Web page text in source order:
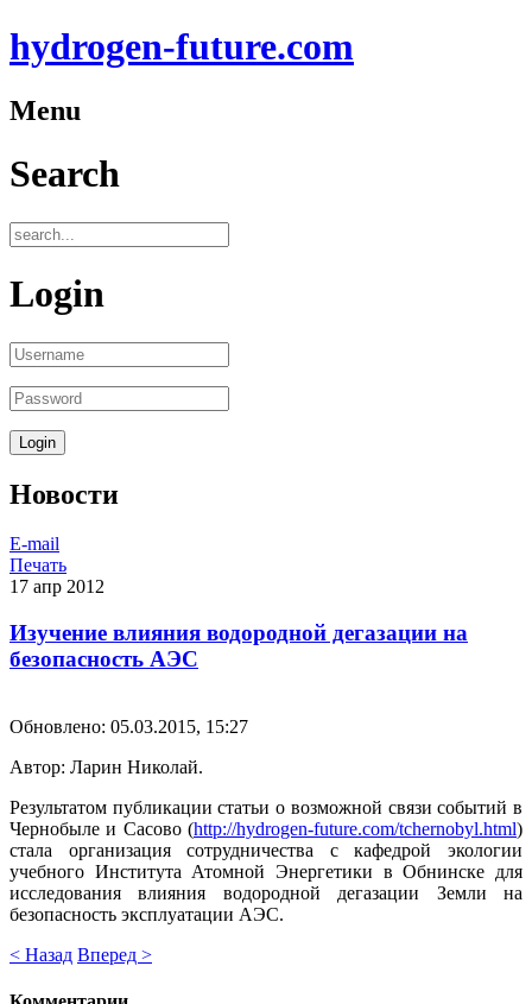
hydrogen-future.com
Menu
Search
Login
Новости
E-mail
Печать
17 апр 2012
Изучение влияния водородной дегазации на
безопасность АЭС
Обновлено: 05.03.2015, 15:27
Автор: Ларин Николай.
Результатом публикации статьи о возможной связи событий в
Чернобыле и Сасово (http://hydrogen-future.com/tchernobyl.html)
стала организация сотрудничества с кафедрой экологии
учебного Института Атомной Энергетики в Обнинске для
исследования влияния водородной дегазации Земли на
безопасность эксплуатации АЭС.
< Назад Вперед >